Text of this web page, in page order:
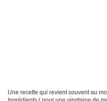
Une recette qui revient souvent au